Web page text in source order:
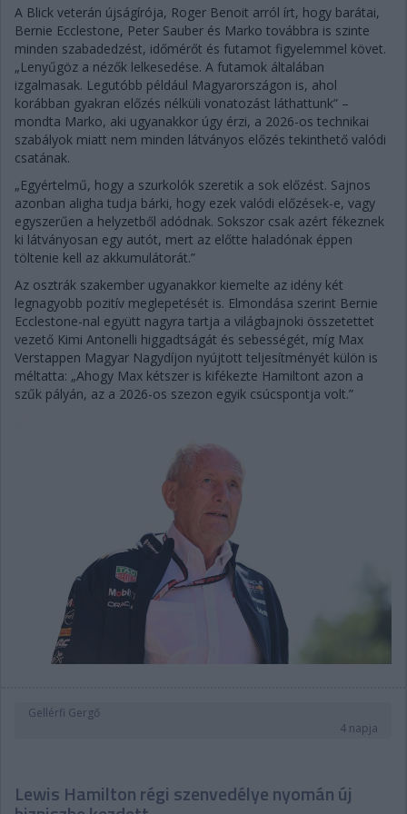
A Blick veterán újságírója, Roger Benoit arról írt, hogy barátai,
Bernie Ecclestone, Peter Sauber és Marko továbbra is szinte
minden szabadedzést, időmérőt és futamot figyelemmel követ.
„Lenyűgöz a nézők lelkesedése. A futamok általában
izgalmasak. Legutóbb például Magyarországon is, ahol
korábban gyakran előzés nélküli vonatozást láthattunk” –
mondta Marko, aki ugyanakkor úgy érzi, a 2026-os technikai
szabályok miatt nem minden látványos előzés tekinthető valódi
csatának.
„Egyértelmű, hogy a szurkolók szeretik a sok előzést. Sajnos
azonban aligha tudja bárki, hogy ezek valódi előzések-e, vagy
egyszerűen a helyzetből adódnak. Sokszor csak azért fékeznek
ki látványosan egy autót, mert az előtte haladónak éppen
töltenie kell az akkumulátorát.”
Az osztrák szakember ugyanakkor kiemelte az idény két
legnagyobb pozitív meglepetését is. Elmondása szerint Bernie
Ecclestone-nal együtt nagyra tartja a világbajnoki összetettet
vezető Kimi Antonelli higgadtságát és sebességét, míg Max
Verstappen Magyar Nagydíjon nyújtott teljesítményét külön is
méltatta: „Ahogy Max kétszer is kifékezte Hamiltont azon a
szűk pályán, az a 2026-os szezon egyik csúcspontja volt.”
Gellérfi Gergő
4 napja
Lewis Hamilton régi szenvedélye nyomán új